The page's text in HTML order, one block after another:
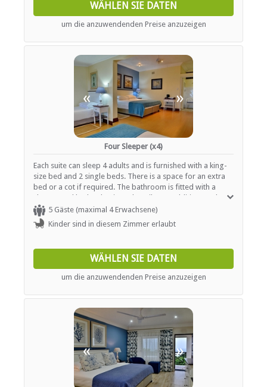
WÄHLEN SIE DATEN
um die anzuwendenden Preise anzuzeigen
« »
Four Sleeper (x4)
Each suite can sleep 4 adults and is furnished with a king-
size bed and 2 single beds. There is a space for an extra
bed or a cot if required. The bathroom is fitted with a
shower and bath, a basin and a toilet. In addition, each
room contains air-conditioning, a TV with selected DStv
channels and tea- and coffee-making facilities.
5 Gäste (maximal 4 Erwachsene)
Kinder sind in diesem Zimmer erlaubt
WÄHLEN SIE DATEN
um die anzuwendenden Preise anzuzeigen
« »